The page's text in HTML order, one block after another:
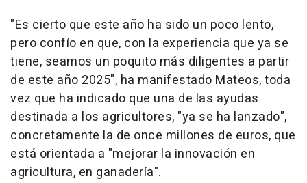
"Es cierto que este año ha sido un poco lento,
pero confío en que, con la experiencia que ya se
tiene, seamos un poquito más diligentes a partir
de este año 2025", ha manifestado Mateos, toda
vez que ha indicado que una de las ayudas
destinada a los agricultores, "ya se ha lanzado",
concretamente la de once millones de euros, que
está orientada a "mejorar la innovación en
agricultura, en ganadería".